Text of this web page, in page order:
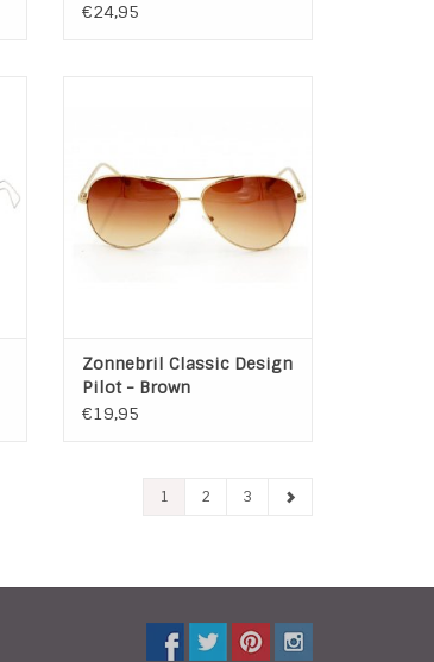
€24,95
Materiaal Frame: Aluminium
TOEVOEGEN AAN WINKELWAGEN
Zonnebril Classic Design
Pilot - Brown
€19,95
1 2 3